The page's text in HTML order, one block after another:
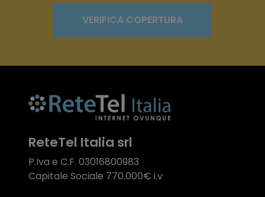
VERIFICA COPERTURA
ReteTel Italia srl
P.Iva e C.F. 03016800983
Capitale Sociale 770.000€ i.v